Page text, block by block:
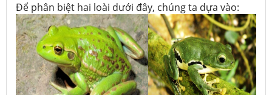
Để phân biệt hai loài dưới đây, chúng ta dựa vào: